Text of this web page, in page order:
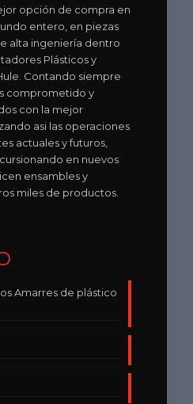
opción de compra en
entero, en piezas
alta ingeniería dentro
Plásticos y
Contando siempre
comprometido y
con la mejor
asi las operaciones
actuales y futuros,
en nuevos
ensambles y
miles de productos.
Amarres de plástico